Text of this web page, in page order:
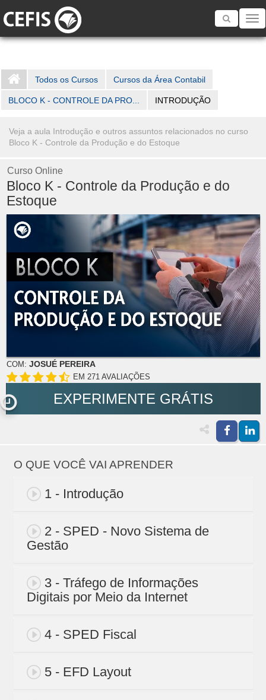
Toggle
Todos os Cursos Cursos da Área Contabil
BLOCO K - CONTROLE DA PRO... INTRODUÇÃO
Veja a aula Introdução e outros assuntos relacionados no curso
Bloco K - Controle da Produção e do Estoque
Curso Online
Bloco K - Controle da Produção e do
Estoque
COM: JOSUÉ PEREIRA
EM 271 AVALIAÇÕES
EXPERIMENTE GRÁTIS
O QUE VOCÊ VAI APRENDER
1 - Introdução
2 - SPED - Novo Sistema de
Gestão
3 - Tráfego de Informações
Digitais por Meio da Internet
4 - SPED Fiscal
5 - EFD Layout